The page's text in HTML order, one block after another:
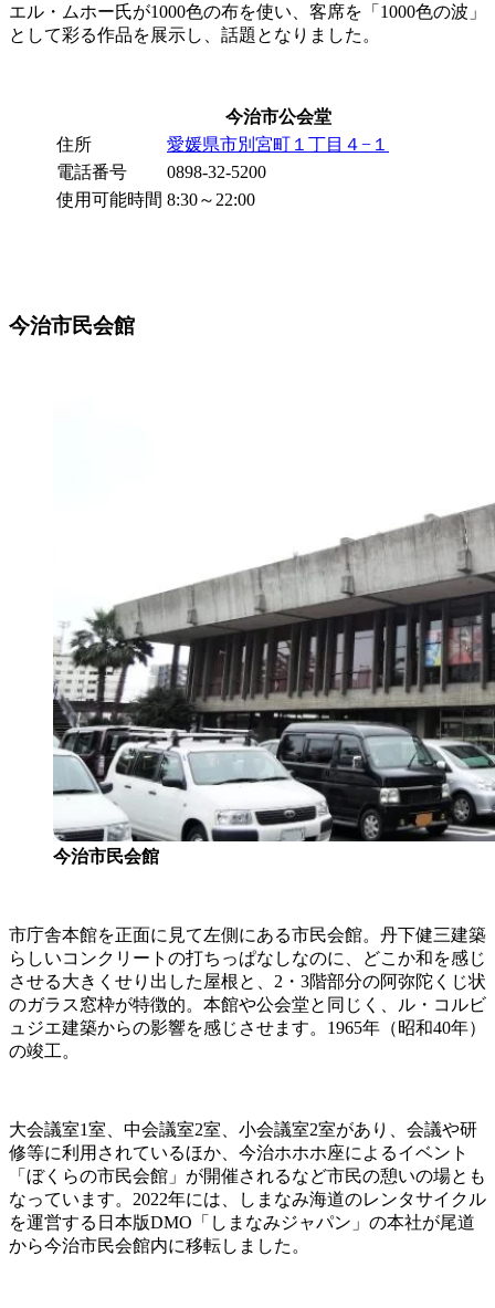
エル・ムホー氏が1000色の布を使い、客席を「1000色の波」
として彩る作品を展示し、話題となりました。
今治市公会堂
住所
愛媛県市別宮町１丁目４−１
電話番号
0898-32-5200
使用可能時間 8:30～22:00
今治市民会館
今治市民会館
市庁舎本館を正面に見て左側にある市民会館。丹下健三建築
らしいコンクリートの打ちっぱなしなのに、どこか和を感じ
させる大きくせり出した屋根と、2・3階部分の阿弥陀くじ状
のガラス窓枠が特徴的。本館や公会堂と同じく、ル・コルビ
ュジエ建築からの影響を感じさせます。1965年（昭和40年）
の竣工。
大会議室1室、中会議室2室、小会議室2室があり、会議や研
修等に利用されているほか、今治ホホホ座によるイベント
「ぼくらの市民会館」が開催されるなど市民の憩いの場とも
なっています。2022年には、しまなみ海道のレンタサイクル
を運営する日本版DMO「しまなみジャパン」の本社が尾道
から今治市民会館内に移転しました。